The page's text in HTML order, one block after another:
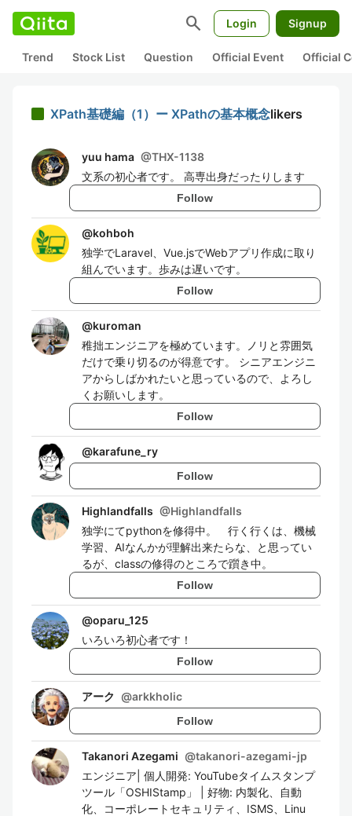
search Login Signup
Trend Stock List Question Official Event Official
XPath基礎編（1）ー XPathの基本概念likers
yuu hama @THX-1138
文系の初心者です。 高専出身だったりします
Follow
@kohboh
独学でLaravel、Vue.jsでWebアプリ作成に取り
組んでいます。歩みは遅いです。
Follow
@kuroman
稚拙エンジニアを極めています。ノリと雰囲気
だけで乗り切るのが得意です。 シニアエンジニ
アからしばかれたいと思っているので、よろし
くお願いします。
Follow
@karafune_ry
Follow
Highlandfalls @Highlandfalls
独学にてpythonを修得中。 行く行くは、機械
学習、AIなんかが理解出来たらな、と思ってい
るが、classの修得のところで躓き中。
Follow
@oparu_125
いろいろ初心者です！
Follow
アーク @arkkholic
Follow
Takanori Azegami @takanori-azegami-jp
エンジニア| 個人開発: YouTubeタイムスタンプ
ツール「OSHIStamp」 | 好物: 内製化、自動
化、コーポレートセキュリティ、ISMS、Linu